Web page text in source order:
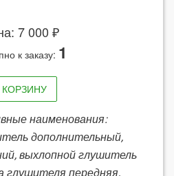
7 000 ₽
к заказу: 1
КОРЗИНУ
наименования:
дополнительный,
выхлопной глушитель
глушителя передняя,